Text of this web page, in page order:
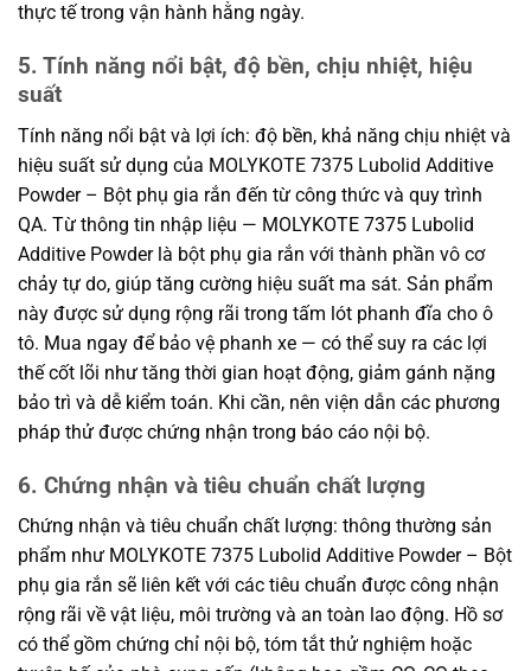
thực tế trong vận hành hằng ngày.
5. Tính năng nổi bật, độ bền, chịu nhiệt, hiệu
suất
Tính năng nổi bật và lợi ích: độ bền, khả năng chịu nhiệt và
hiệu suất sử dụng của MOLYKOTE 7375 Lubolid Additive
Powder – Bột phụ gia rắn đến từ công thức và quy trình
QA. Từ thông tin nhập liệu — MOLYKOTE 7375 Lubolid
Additive Powder là bột phụ gia rắn với thành phần vô cơ
chảy tự do, giúp tăng cường hiệu suất ma sát. Sản phẩm
này được sử dụng rộng rãi trong tấm lót phanh đĩa cho ô
tô. Mua ngay để bảo vệ phanh xe — có thể suy ra các lợi
thế cốt lõi như tăng thời gian hoạt động, giảm gánh nặng
bảo trì và dễ kiểm toán. Khi cần, nên viện dẫn các phương
pháp thử được chứng nhận trong báo cáo nội bộ.
6. Chứng nhận và tiêu chuẩn chất lượng
Chứng nhận và tiêu chuẩn chất lượng: thông thường sản
phẩm như MOLYKOTE 7375 Lubolid Additive Powder – Bột
phụ gia rắn sẽ liên kết với các tiêu chuẩn được công nhận
rộng rãi về vật liệu, môi trường và an toàn lao động. Hồ sơ
có thể gồm chứng chỉ nội bộ, tóm tắt thử nghiệm hoặc